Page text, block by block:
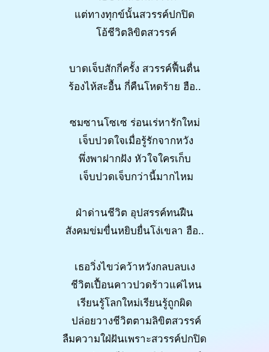
แต่ทางทุกข์นั้นสวรรค์ปกปิด
โอ้ชีวิตลิขิตสวรรค์
บาดเจ็บสักกี่ครั้ง สวรรค์ฟื้นตื่น
ร้องไห้สะอื้น กี่คืนโหดร้าย ฮือ..
ซมซานโซเซ ร่อนเร่หารักใหม่
เจ็บปวดใจเมื่อรู้รักจากหวัง
พึ่งพาฝากฝัง หัวใจใครเก็บ
เจ็บปวดเจ็บกว่านี้มากไหม
ฝ่าด่านชีวิต อุปสรรค์ทนฝืน
สังคมข่มขื่นหยิบยื่นโง่เขลา ฮือ..
เธอวิ่งไขว่คว้าหวังกลบลบเง
ชีวิตเปื้อนคาวปวดร้าวแค่ไหน
เรียนรู้โลกใหม่เรียนรู้ถูกผิด
ปล่อยวางชีวิตตามลิขิตสวรรค์
ลืมความใฝ่ฝันเพราะสวรรค์ปกปิด